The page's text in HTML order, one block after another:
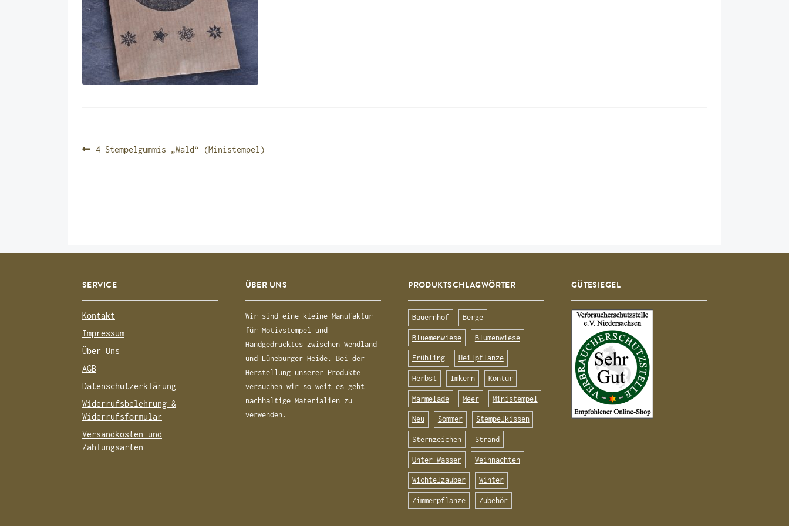
BEITRAGSNAVIGATION
Vorheriger
4 Stempelgummis „Wald“ (Ministempel)
SERVICE
Kontakt
Impressum
Über Uns
AGB
Datenschutzerklärung
Widerrufsbelehrung &
Widerrufsformular
Versandkosten und
Zahlungsarten
ÜBER UNS
Wir sind eine kleine Manufaktur
für Motivstempel und
Handgedrucktes zwischen Wendland
und Lüneburger Heide. Bei der
Herstellung unserer Produkte
versuchen wir so weit es geht
nachhaltige Materialien zu
verwenden.
PRODUKTSCHLAGWÖRTER
Bauernhof Berge
Bluemenwiese Blumenwiese
Frühling Heilpflanze
Herbst Imkern Kontur
Marmelade Meer Ministempel
Neu Sommer Stempelkissen
Sternzeichen Strand
Unter Wasser Weihnachten
Wichtelzauber Winter
Zimmerpflanze Zubehör
GÜTESIEGEL